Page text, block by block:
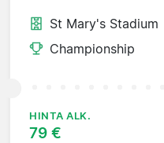
St Mary's Stadium
Championship
HINTA ALK.
79 €